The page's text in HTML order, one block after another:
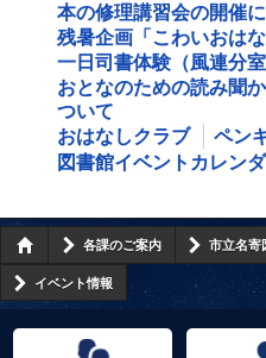
本の修理講習会の開催
残暑企画「こわいおは
一日司書体験（風連分
おとなのための読み聞
ついて
おはなしクラブ
ペン
図書館イベントカレン
各課のご案内 市立名寄
イベント情報